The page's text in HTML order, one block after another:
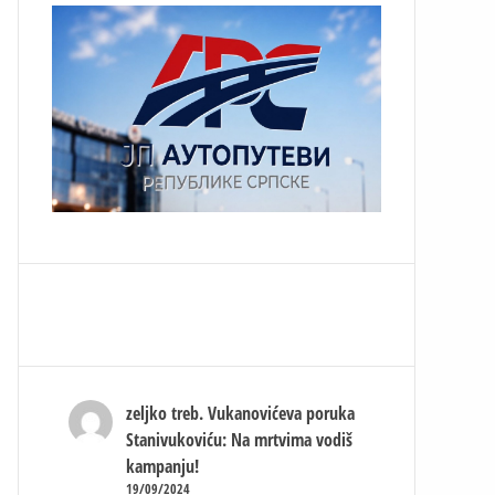
zeljko treb. Vukanovićeva poruka
Stanivukoviću: Na mrtvima vodiš
kampanju!
19/09/2024